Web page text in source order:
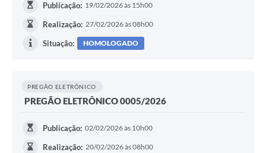
Publicação: 19/02/2026 às 15h00
Realização: 27/02/2026 às 08h00
Situação: HOMOLOGADO
PREGÃO ELETRÔNICO
PREGÃO ELETRÔNICO 0005/2026
Publicação: 02/02/2026 às 10h00
Realização: 20/02/2026 às 08h00